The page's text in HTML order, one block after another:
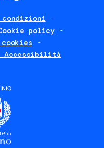
policy
Accessibilità